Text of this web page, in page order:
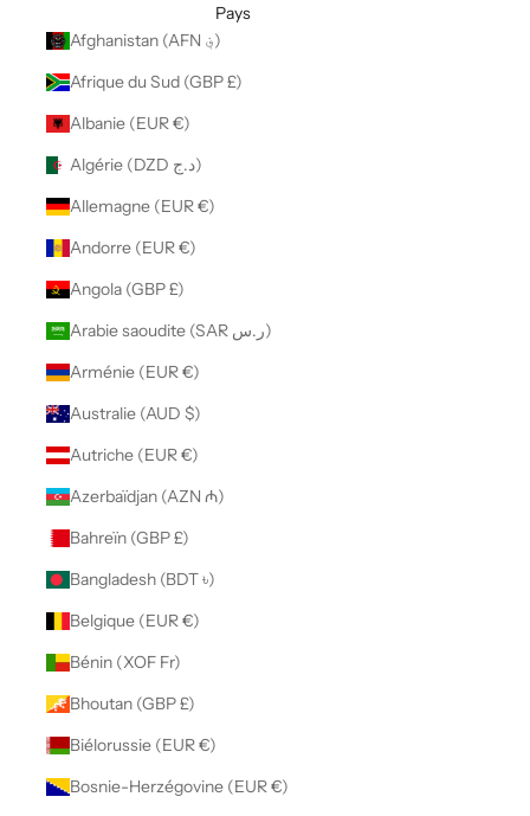
Pays
Afghanistan (AFN ؋)
Afrique du Sud (GBP £)
Albanie (EUR €)
Algérie (DZD د.ج)
Allemagne (EUR €)
Andorre (EUR €)
Angola (GBP £)
Arabie saoudite (SAR ر.س)
Arménie (EUR €)
Australie (AUD $)
Autriche (EUR €)
Azerbaïdjan (AZN ₼)
Bahreïn (GBP £)
Bangladesh (BDT ৳)
Belgique (EUR €)
Bénin (XOF Fr)
Bhoutan (GBP £)
Biélorussie (EUR €)
Bosnie-Herzégovine (EUR €)